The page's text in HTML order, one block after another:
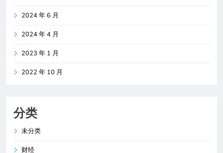
2024 年 6 月
2024 年 4 月
2023 年 1 月
2022 年 10 月
分类
未分类
财经